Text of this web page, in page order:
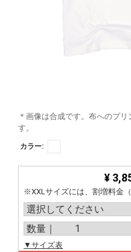
＊画像は合成です。布へのプ
す。
カラー:
¥
※XXLサイズには、割増料金
▼サイズ表